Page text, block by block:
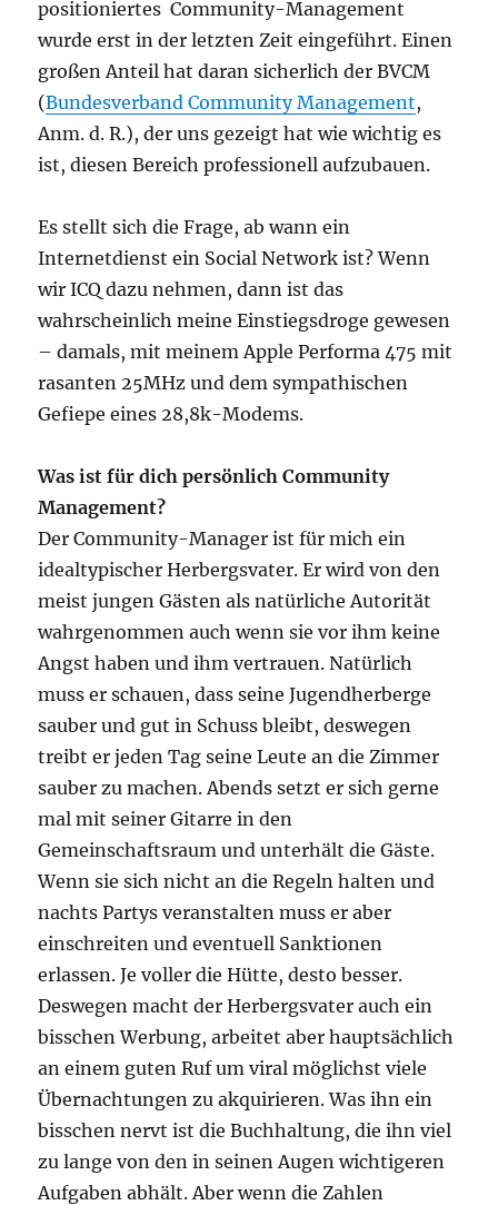
positioniertes Community-Management
wurde erst in der letzten Zeit eingeführt. Einen
großen Anteil hat daran sicherlich der BVCM
(Bundesverband Community Management,
Anm. d. R.), der uns gezeigt hat wie wichtig es
ist, diesen Bereich professionell aufzubauen.
Es stellt sich die Frage, ab wann ein
Internetdienst ein Social Network ist? Wenn
wir ICQ dazu nehmen, dann ist das
wahrscheinlich meine Einstiegsdroge gewesen
– damals, mit meinem Apple Performa 475 mit
rasanten 25MHz und dem sympathischen
Gefiepe eines 28,8k-Modems.
Was ist für dich persönlich Community
Management?
Der Community-Manager ist für mich ein
idealtypischer Herbergsvater. Er wird von den
meist jungen Gästen als natürliche Autorität
wahrgenommen auch wenn sie vor ihm keine
Angst haben und ihm vertrauen. Natürlich
muss er schauen, dass seine Jugendherberge
sauber und gut in Schuss bleibt, deswegen
treibt er jeden Tag seine Leute an die Zimmer
sauber zu machen. Abends setzt er sich gerne
mal mit seiner Gitarre in den
Gemeinschaftsraum und unterhält die Gäste.
Wenn sie sich nicht an die Regeln halten und
nachts Partys veranstalten muss er aber
einschreiten und eventuell Sanktionen
erlassen. Je voller die Hütte, desto besser.
Deswegen macht der Herbergsvater auch ein
bisschen Werbung, arbeitet aber hauptsächlich
an einem guten Ruf um viral möglichst viele
Übernachtungen zu akquirieren. Was ihn ein
bisschen nervt ist die Buchhaltung, die ihn viel
zu lange von den in seinen Augen wichtigeren
Aufgaben abhält. Aber wenn die Zahlen